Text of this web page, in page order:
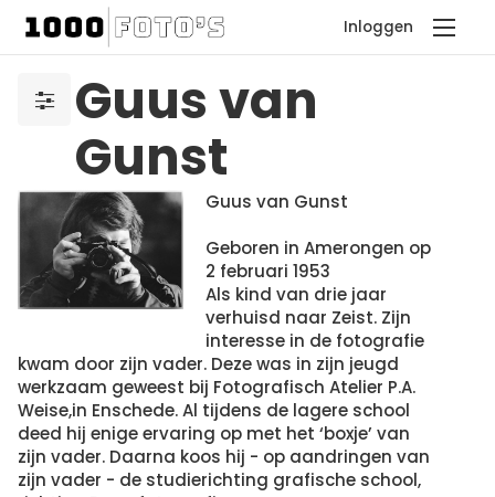
Inloggen
Guus van
Gunst
Guus van Gunst
Geboren in Amerongen op
2 februari 1953
Als kind van drie jaar
verhuisd naar Zeist. Zijn
interesse in de fotografie
kwam door zijn vader. Deze was in zijn jeugd
werkzaam geweest bij Fotografisch Atelier P.A.
Weise,in Enschede. Al tijdens de lagere school
deed hij enige ervaring op met het ‘boxje’ van
zijn vader. Daarna koos hij - op aandringen van
zijn vader - de studierichting grafische school,